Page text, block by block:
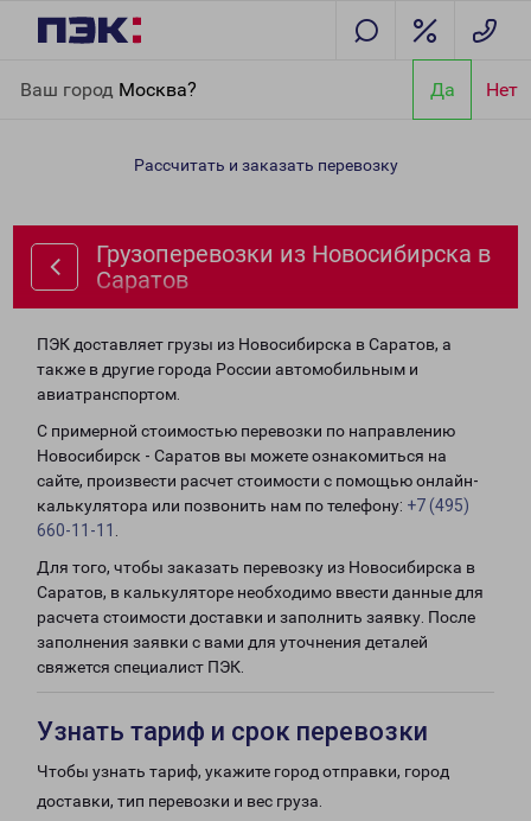
Ваш город Москва? Да Нет
Саратов
Рассчитать и заказать перевозку
Грузоперевозки из Новосибирска в
Саратов
ПЭК доставляет грузы из Новосибирска в Саратов, а
также в другие города России автомобильным и
авиатранспортом.
С примерной стоимостью перевозки по направлению
Новосибирск - Саратов вы можете ознакомиться на
сайте, произвести расчет стоимости с помощью онлайн-
калькулятора или позвонить нам по телефону: +7 (495)
660-11-11
Для того, чтобы заказать перевозку из Новосибирска в
Саратов, в калькуляторе необходимо ввести данные для
расчета стоимости доставки и заполнить заявку. После
заполнения заявки с вами для уточнения деталей
свяжется специалист ПЭК.
Узнать тариф и срок перевозки
Чтобы узнать тариф, укажите город отправки, город
доставки, тип перевозки и вес груза.